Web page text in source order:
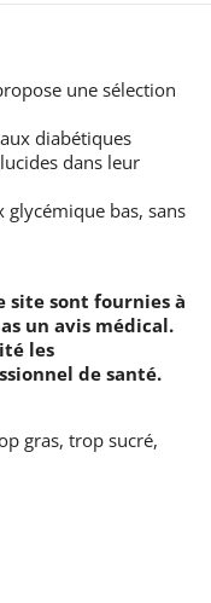
une sélection
diabétiques
dans leur
glycémique bas, sans
site sont fournies à
un avis médical.
les
de santé.
gras, trop sucré,